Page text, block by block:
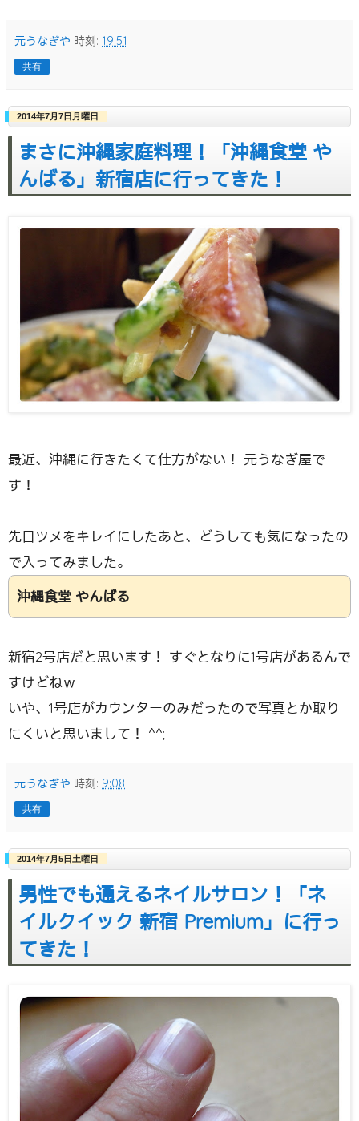
元うなぎや 時刻: 19:51
共有
2014年7月7日月曜日
まさに沖縄家庭料理！「沖縄食堂 や
んばる」新宿店に行ってきた！
最近、沖縄に行きたくて仕方がない！ 元うなぎ屋で
す！
先日ツメをキレイにしたあと、どうしても気になったの
で入ってみました。
沖縄食堂 やんばる
新宿2号店だと思います！ すぐとなりに1号店があるんで
すけどねｗ
いや、1号店がカウンターのみだったので写真とか取り
にくいと思いまして！ ^^;
元うなぎや 時刻: 9:08
共有
2014年7月5日土曜日
男性でも通えるネイルサロン！「ネ
イルクイック 新宿 Premium」に行っ
てきた！